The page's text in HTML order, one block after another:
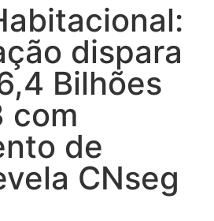
dispara
Bilhões
com
de
CNseg